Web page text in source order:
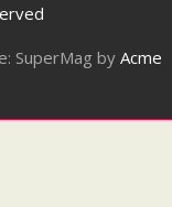
SuperMag byAcme